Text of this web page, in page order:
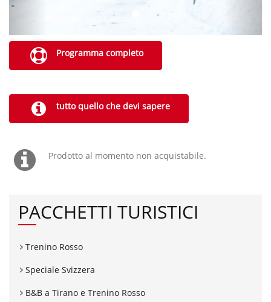
Programma completo
tutto quello che devi sapere
Prodotto al momento non acquistabile.
PACCHETTI TURISTICI
Trenino Rosso
Speciale Svizzera
B&B a Tirano e Trenino Rosso